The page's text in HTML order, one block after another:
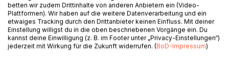
As a child, Ehyea mysteriously receives a book:
Instructions for Life. No one knows where it comes from.
But from that moment on, it becomes her most faithful
companion. It shows her atoms, puzzle pieces, stars and
betten wir zudem Drittinhalte von anderen Anbietern ein (Video-
Plattformen). Wir haben auf die weitere Datenverarbeitung und ein
etwaiges Tracking durch den Drittanbieter keinen Einfluss. Mit deiner
Einstellung willigst du in die oben beschriebenen Vorgänge ein. Du
kannst deine Einwilligung (z. B. im Footer unter „Privacy-Einstellungen“)
jederzeit mit Wirkung für die Zukunft widerrufen. (BoD-Impressum)